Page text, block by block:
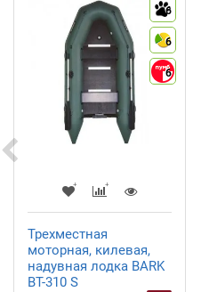
6
6
6
Трехместная
моторная, килевая,
надувная лодка BARK
ВТ-310 S